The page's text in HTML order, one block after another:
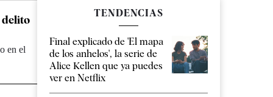
delito
en el
TENDENCIAS
Final explicado de 'El mapa
de los anhelos', la serie de
Alice Kellen que ya puedes
ver en Netflix